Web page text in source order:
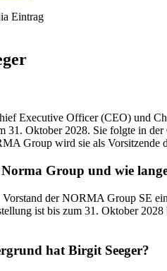
Eintrag
Executive Officer (CEO) und
31. Oktober 2028. Sie folgte in
Group wird sie als Vorsitzende
Group und wie
der NORMA Group SE
ist bis zum 31. Oktober
hat Birgit Seeger?